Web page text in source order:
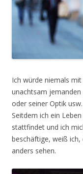
Ich würde niemals
unachtsam
oder seiner Optik
Seitdem ich ein
stattfindet und ich
beschäftige, weiß ich,
anders sehen.